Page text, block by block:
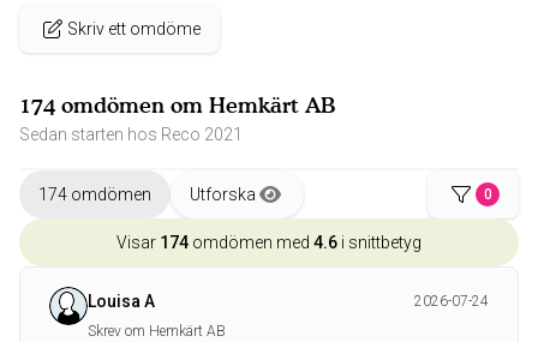
Skriv ett omdöme
174 omdömen om Hemkärt AB
Sedan starten hos Reco 2021
174 omdömen Utforska 0
Visar 174 omdömen med 4.6 i snittbetyg
Louisa A
2026-07-24
Skrev om Hemkärt AB